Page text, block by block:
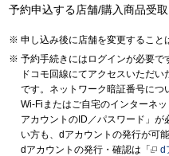
予約申込する店舗/購入商品受
申し込み後に店舗を変更すること
予約手続きにはログインが必要で
ドコモ回線にてアクセスいただ
です。ネットワーク暗証番号につ
Wi-Fiまたはご自宅のインターネ
アカウントのID／パスワード」
い方も、dアカウントの発行が可能
dアカウントの発行・確認は「
d